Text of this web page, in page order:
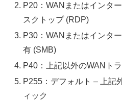
P20：WANまたはインタ
スクトップ (RDP)
P30：WANまたはインタ
有 (SMB)
P40：上記以外のWANト
P255：デフォルト – 上記
ィック